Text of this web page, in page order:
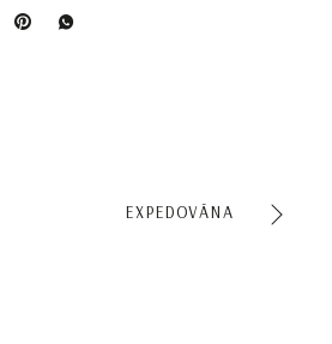
EXPEDOVÁNA